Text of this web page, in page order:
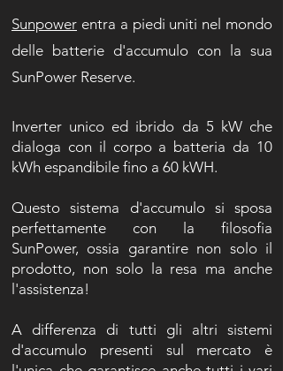
Sunpower entra a piedi uniti nel mondo
delle batterie d'accumulo con la sua
SunPower Reserve.
Inverter unico ed ibrido da 5 kW che
dialoga con il corpo a batteria da 10
kWh espandibile fino a 60 kWH.
Questo sistema d'accumulo si sposa
perfettamente con la filosofia
SunPower, ossia garantire non solo il
prodotto, non solo la resa ma anche
l'assistenza!
A differenza di tutti gli altri sistemi
d'accumulo presenti sul mercato è